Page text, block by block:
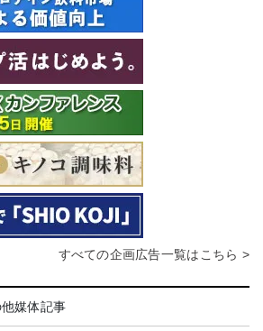
すべての企画広告一覧はこちら >
媒体記事